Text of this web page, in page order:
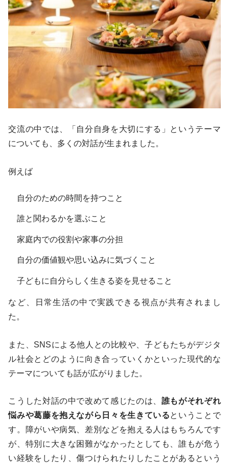
交流の中では、「自分自身を大切にする」というテーマ
についても、多くの対話が生まれました。
例えば
自分のための時間を持つこと
誰と関わるかを選ぶこと
家庭内での役割や家事の分担
自分の価値観や思い込みに気づくこと
子どもに自分らしく生きる姿を見せること
など、日常生活の中で実践できる視点が共有されまし
た。
また、SNSによる他人との比較や、子どもたちがデジタ
ル社会とどのように向き合っていくかといった現代的な
テーマについても話が広がりました。
こうした対話の中で改めて感じたのは、 誰もがそれぞれ
悩みや葛藤を抱えながら日々を生きているということで
す。障がいや病気、差別などを抱える人はもちろんです
が、特別に大きな困難がなかったとしても、誰もが危う
い経験をしたり、傷つけられたりしたことがあるという